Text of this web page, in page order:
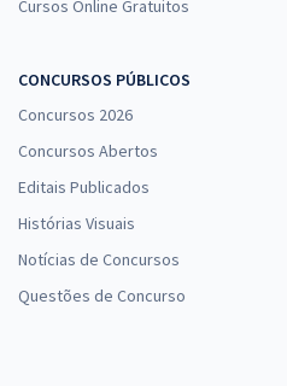
Cursos Online Gratuitos
CONCURSOS PÚBLICOS
Concursos 2026
Concursos Abertos
Editais Publicados
Histórias Visuais
Notícias de Concursos
Questões de Concurso